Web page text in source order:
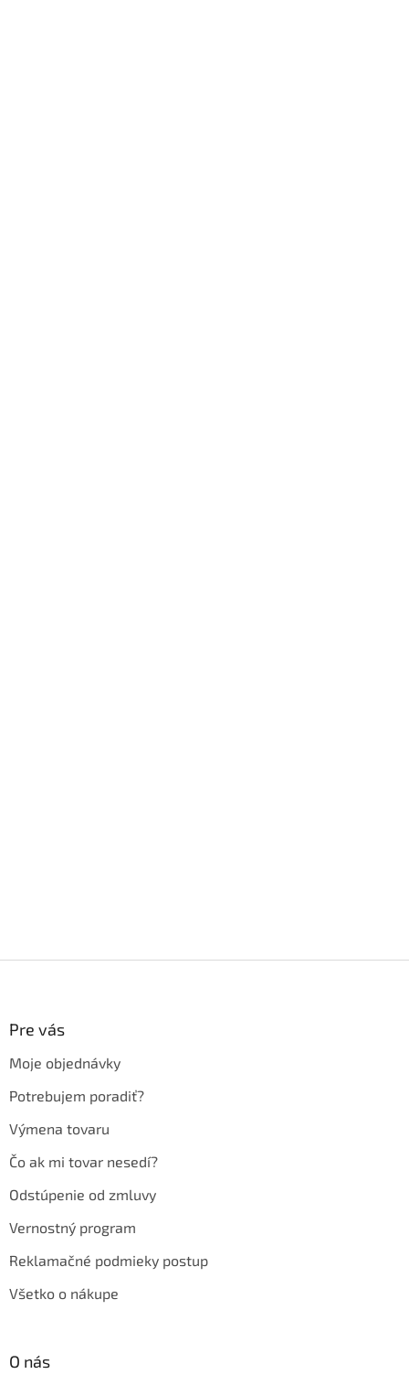
Pre vás
Moje objednávky
Potrebujem poradiť?
Výmena tovaru
Čo ak mi tovar nesedí?
Odstúpenie od zmluvy
Vernostný program
Reklamačné podmieky postup
Všetko o nákupe
O nás